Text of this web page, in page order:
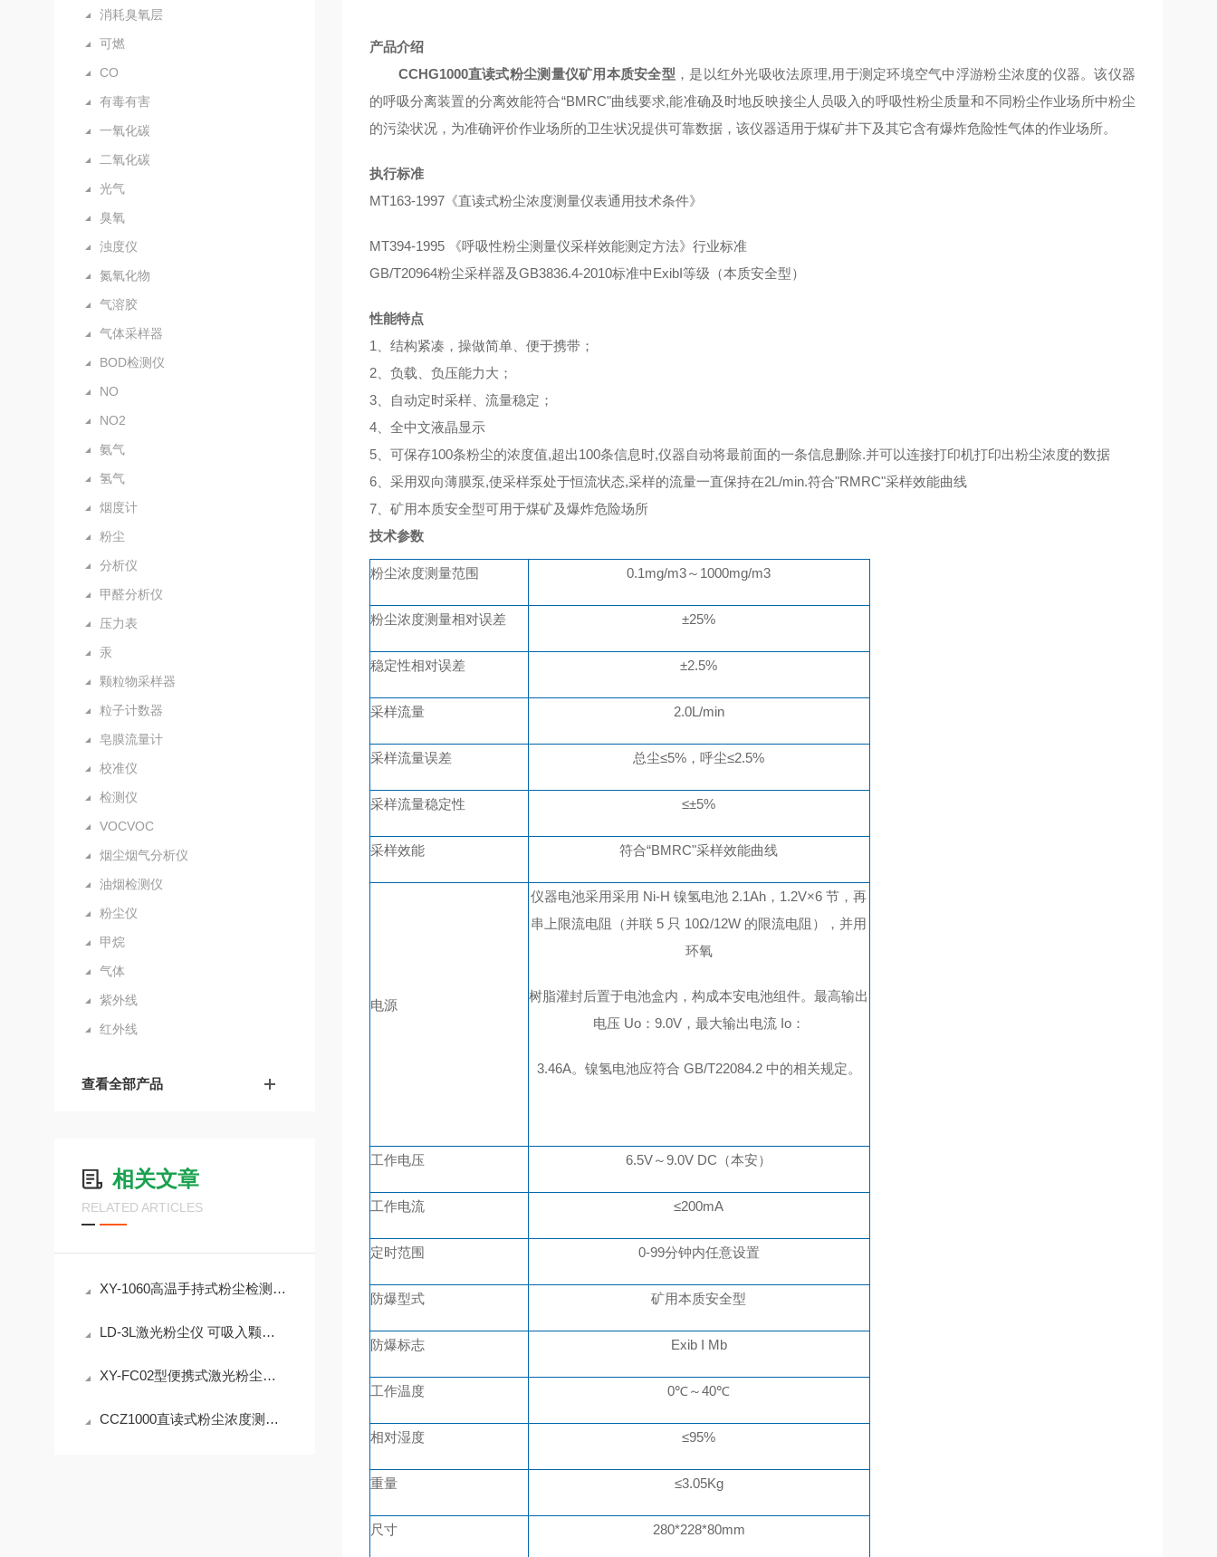
消耗臭氧层
可燃
CO
有毒有害
一氧化碳
二氧化碳
光气
臭氧
浊度仪
氮氧化物
气溶胶
气体采样器
BOD检测仪
NO
NO2
氨气
氢气
烟度计
粉尘
分析仪
甲醛分析仪
压力表
汞
颗粒物采样器
粒子计数器
皂膜流量计
校准仪
检测仪
VOCVOC
烟尘烟气分析仪
油烟检测仪
粉尘仪
甲烷
气体
紫外线
红外线
查看全部产品
相关文章
RELATED ARTICLES
XY-1060高温手持式粉尘检测仪 测量粒径＜100μm
LD-3L激光粉尘仪 可吸入颗粒物浓度的快速测定介绍
XY-FC02型便携式激光粉尘检测仪激光光散射法
CCZ1000直读式粉尘浓度测量仪：红外吸收法本安防爆设计
产品介绍
CCHG1000直读式粉尘测量仪矿用本质安全型 ， 是以红外光吸收法原理,用于测定环境空气中浮游粉尘浓度的仪器。该仪器
的呼吸分离装置的分离效能符合“BMRC"曲线要求,能准确及时地反映接尘人员吸入的呼吸性粉尘质量和不同粉尘作业场所中粉尘
的污染状况，为准确评价作业场所的卫生状况提供可靠数据，该仪器适用于煤矿井下及其它含有爆炸危险性气体的作业场所。
执行标准
MT163-1997《直读式粉尘浓度测量仪表通用技术条件》
MT394-1995 《呼吸性粉尘测量仪采样效能测定方法》 行业标准
GB/T20964粉尘采样器及GB3836.4-2010标准中ExibI等级（本质安全型）
性能特点
1、 结构紧凑，操做简单、 便于携带；
2、 负载、负压能力大 ；
3、
自动定时采样、流量稳定 ；
4、 全中文液晶显示
5、 可保存100条粉尘的浓度值,超出100条信息时,仪器自动将最前面的一条信息删除.并可以连接打印机打印出粉尘浓度的数据
6、 采用双向薄膜泵,使采样泵处于恒流状态,采样的流量一直保持在2L/min.符合"RMRC"采样效能曲线
7、 矿用本质安全型可用于煤矿及爆炸危险场所
技术参数
粉尘浓度测量范围 0.1mg/m3～1000mg/m3
粉尘浓度测量相对误差 ±25%
稳定性相对误差 ±2.5%
采样流量 2.0L/min
采样流量误差 总尘≤5%，呼尘≤2.5%
采样流量稳定性 ≤±5%
采样效能 符合“BMRC"采样效能曲线
电源
仪器电池采用采用 Ni-H 镍氢电池 2.1Ah，1.2V×6 节 ，再
串上限流电阻（并联 5 只 10Ω/12W 的限流电阻），并用
环氧
树脂灌封后置于电池盒内，构成本安电池组件。最高输出
电压 Uo：9.0V，最大输出电流 Io：
3.46A。镍氢电池应符合 GB/T22084.2 中的相关规定。
工作电压 6.5V～9.0V DC（本安）
工作电流 ≤200mA
定时范围 0-99分钟内任意设置
防爆型式 矿用本质安全型
防爆标志 Exib I Mb
工作温度 0℃～40℃
相对湿度 ≤95%
重量 ≤3.05Kg
尺寸 280*228*80mm